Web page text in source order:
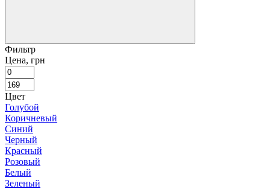
Фильтр
Цена, грн
Цвет
Голубой
Коричневый
Синий
Черный
Красный
Розовый
Белый
Зеленый